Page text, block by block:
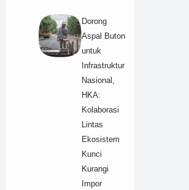
Dorong
Aspal Buton
untuk
Infrastruktur
Nasional,
HKA:
Kolaborasi
Lintas
Ekosistem
Kunci
Kurangi
Impor